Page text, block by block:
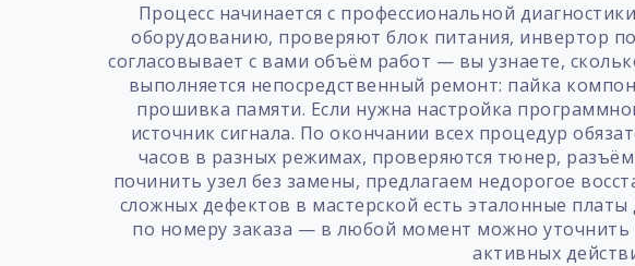
Процесс начинается с профессиональной
оборудованию, проверяют блок питания, инвертор
согласовывает с вами объём работ — вы узнаете,
выполняется непосредственный ремонт: пайка
прошивка памяти. Если нужна настройка
источник сигнала. По окончании всех процедур
часов в разных режимах, проверяются тюнер,
починить узел без замены, предлагаем недорогое
сложных дефектов в мастерской есть эталонные
по номеру заказа — в любой момент можно уточнить
активных